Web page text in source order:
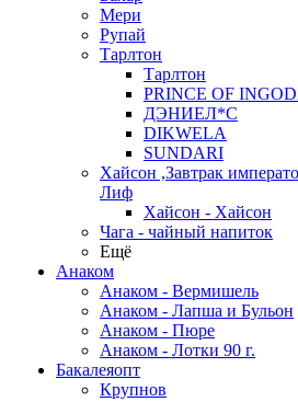
Мери
Рупай
Тарлтон
Тарлтон
PRINCE OF
ДЭНИЕЛ*С
DIKWELA
SUNDARI
Хайсон ,Завтрак
Лиф
Хайсон - Хайсон
Чага - чайный напиток
Ещё
Анаком
Анаком - Вермишель
Анаком - Лапша и Бульон
Анаком - Пюре
Анаком - Лотки 90 г.
Бакалеяопт
Крупнов